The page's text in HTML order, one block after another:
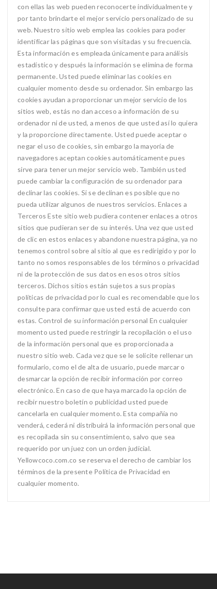
con ellas las web pueden reconocerte individualmente y
por tanto brindarte el mejor servicio personalizado de su
web. Nuestro sitio web emplea las cookies para poder
identificar las páginas que son visitadas y su frecuencia.
Esta información es empleada únicamente para análisis
estadístico y después la información se elimina de forma
permanente. Usted puede eliminar las cookies en
cualquier momento desde su ordenador. Sin embargo las
cookies ayudan a proporcionar un mejor servicio de los
sitios web, estás no dan acceso a información de su
ordenador ni de usted, a menos de que usted así lo quiera
y la proporcione directamente. Usted puede aceptar o
negar el uso de cookies, sin embargo la mayoría de
navegadores aceptan cookies automáticamente pues
sirve para tener un mejor servicio web. También usted
puede cambiar la configuración de su ordenador para
declinar las cookies. Si se declinan es posible que no
pueda utilizar algunos de nuestros servicios. Enlaces a
Terceros Este sitio web pudiera contener enlaces a otros
sitios que pudieran ser de su interés. Una vez que usted
de clic en estos enlaces y abandone nuestra página, ya no
tenemos control sobre al sitio al que es redirigido y por lo
tanto no somos responsables de los términos o privacidad
ni de la protección de sus datos en esos otros sitios
terceros. Dichos sitios están sujetos a sus propias
políticas de privacidad por lo cual es recomendable que los
consulte para confirmar que usted está de acuerdo con
estas. Control de su información personal En cualquier
momento usted puede restringir la recopilación o el uso
de la información personal que es proporcionada a
nuestro sitio web. Cada vez que se le solicite rellenar un
formulario, como el de alta de usuario, puede marcar o
desmarcar la opción de recibir información por correo
electrónico. En caso de que haya marcado la opción de
recibir nuestro boletín o publicidad usted puede
cancelarla en cualquier momento. Esta compañía no
venderá, cederá ni distribuirá la información personal que
es recopilada sin su consentimiento, salvo que sea
requerido por un juez con un orden judicial.
Yellowcoco.com.co se reserva el derecho de cambiar los
términos de la presente Política de Privacidad en
cualquier momento.